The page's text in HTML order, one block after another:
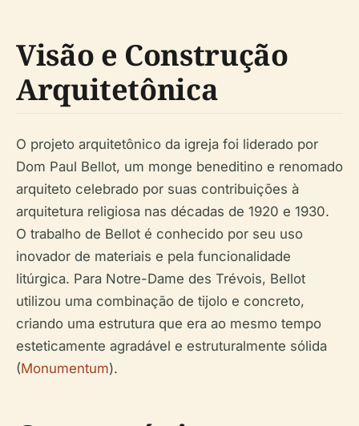
Visão e Construção
Arquitetônica
O projeto arquitetônico da igreja foi liderado por
Dom Paul Bellot, um monge beneditino e renomado
arquiteto celebrado por suas contribuições à
arquitetura religiosa nas décadas de 1920 e 1930.
O trabalho de Bellot é conhecido por seu uso
inovador de materiais e pela funcionalidade
litúrgica. Para Notre-Dame des Trévois, Bellot
utilizou uma combinação de tijolo e concreto,
criando uma estrutura que era ao mesmo tempo
esteticamente agradável e estruturalmente sólida
(Monumentum).